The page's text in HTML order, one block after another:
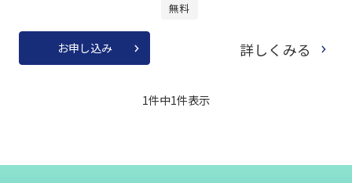
無料
お申し込み 詳しくみる
1件中1件表示